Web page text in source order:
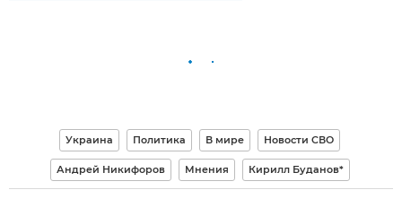
Украина Политика В мире Новости СВО
Андрей Никифоров Мнения Кирилл Буданов*